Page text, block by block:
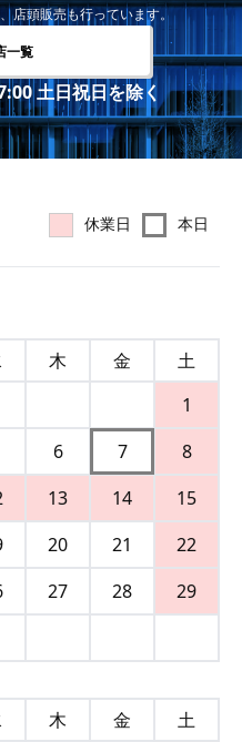
店頭販売も行っています。
一覧
土日祝日を除く
休業日 本日
木 金
土
1
6 7
8
13 14
15
20 21
22
27 28
29
木 金
土